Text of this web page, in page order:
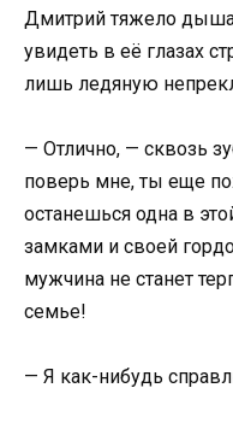
Дмитрий тяжело
увидеть в её глазах
лишь ледяную
— Отлично, — сквозь
поверь мне, ты еще
останешься одна в
замками и своей
мужчина не станет
семье!
— Я как-нибудь